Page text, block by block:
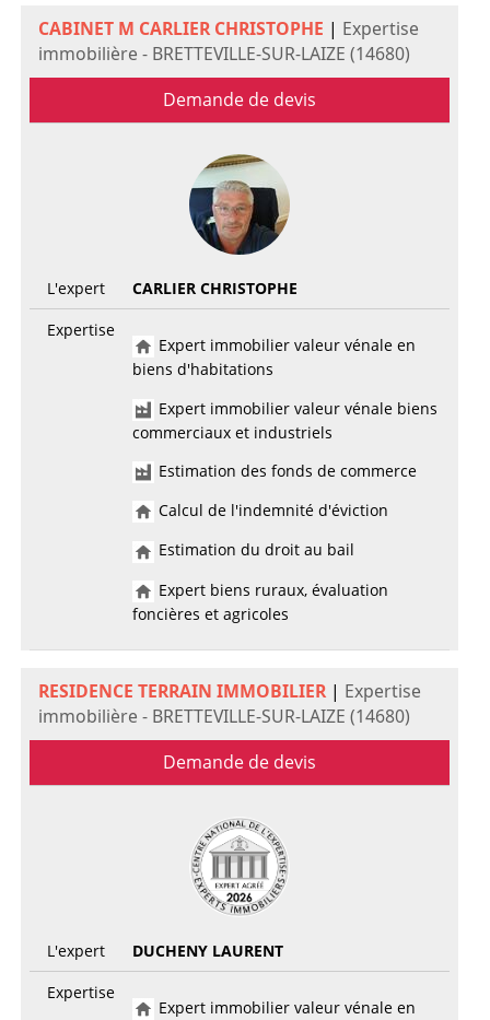
CABINET M CARLIER CHRISTOPHE | Expertise
immobilière - BRETTEVILLE-SUR-LAIZE (14680)
Demande de devis
L'expert
CARLIER CHRISTOPHE
Expertise
Expert immobilier valeur vénale en
biens d'habitations
Expert immobilier valeur vénale biens
commerciaux et industriels
Estimation des fonds de commerce
Calcul de l'indemnité d'éviction
Estimation du droit au bail
Expert biens ruraux, évaluation
foncières et agricoles
RESIDENCE TERRAIN IMMOBILIER| Expertise
immobilière - BRETTEVILLE-SUR-LAIZE (14680)
Demande de devis
L'expert
DUCHENY LAURENT
Expertise
Expert immobilier valeur vénale en